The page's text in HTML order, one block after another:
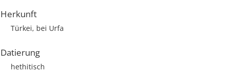
Herkunft
Türkei, bei Urfa
Datierung
hethitisch